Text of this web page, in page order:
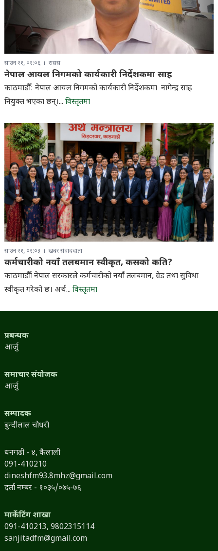
साउन २१, ०२:०६ रासस
नेपाल आयल निगमको कार्यकारी निर्देशकमा साह
काठमाडौँ: नेपाल आयल निगमको कार्यकारी निर्देशकमा नागेन्द्र साह
नियुक्त भएका छन्।... विस्तृतमा
साउन २१, ०२:०३ खबर संवाददाता
कर्मचारीको नयाँ तलबमान स्वीकृत, कसको कति?
काठमाडौँः नेपाल सरकारले कर्मचारीको नयाँ तलबमान, ग्रेड तथा सुविधा
स्वीकृत गरेको छ। अर्थ... विस्तृतमा
प्रबन्धक
आर्जु
समाचार संयोजक
आर्जु
सम्पादक
बुन्दीलाल चौधरी
धनगढी - ४, कैलाली
091-410210
dineshfm93.8mhz@gmail.com
दर्ता नम्बर - १०३५/०७५-७६
मार्केटिंग शाखा
091-410213, 9802315114
sanjitadfm@gmail.com